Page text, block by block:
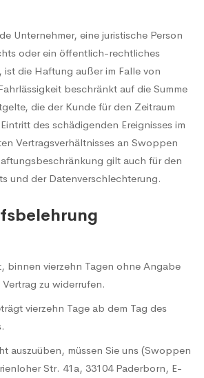
Unternehmer, eine juristische Person
oder ein öffentlich-rechtliches
ist die Haftung außer im Falle von
beschränkt auf die Summe
die der Kunde für den Zeitraum
des schädigenden Ereignisses im
Vertragsverhältnisses an Swoppen
gilt auch für den
und der Datenverschlechterung.
binnen vierzehn Tagen ohne Angabe
zu widerrufen.
vierzehn Tage ab dem Tag des
auszuüben, müssen Sie uns (Swoppen
Str. 41a, 33104 Paderborn, E-